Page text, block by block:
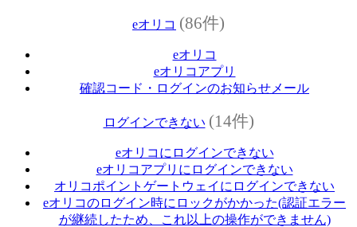
eオリコ (86件)
eオリコ
eオリコアプリ
確認コード・ログインのお知らせメール
ログインできない (14件)
eオリコにログインできない
eオリコアプリにログインできない
オリコポイントゲートウェイにログインできない
eオリコのログイン時にロックがかかった(認証エラー
が継続したため、これ以上の操作ができません)